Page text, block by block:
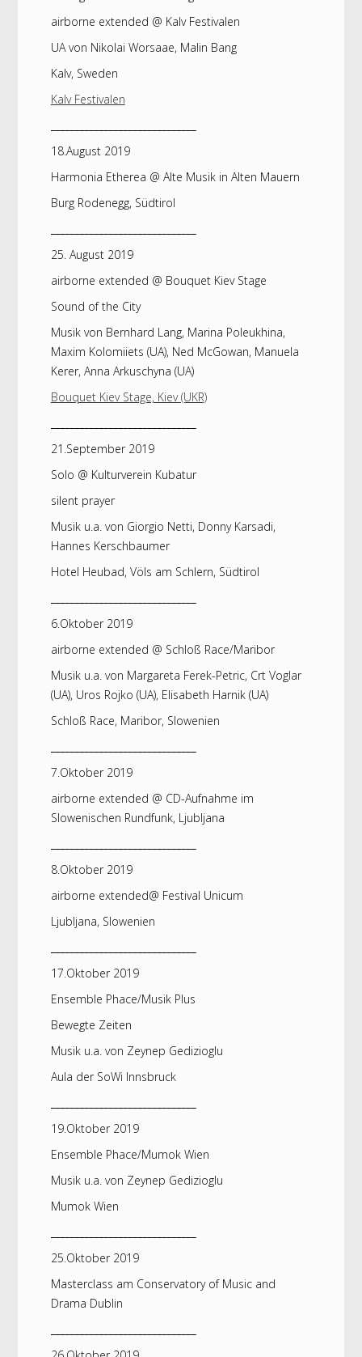
airborne extended @ Kalv Festivalen
UA von Nikolai Worsaae, Malin Bang
Kalv, Sweden
Kalv Festivalen
18.August 2019
Harmonia Etherea @ Alte Musik in Alten Mauern
Burg Rodenegg, Südtirol
25. August 2019
airborne extended @ Bouquet Kiev Stage
Sound of the City
Musik von Bernhard Lang, Marina Poleukhina,
Maxim Kolomiiets (UA), Ned McGowan, Manuela
Kerer, Anna Arkuschyna (UA)
Bouquet Kiev Stage, Kiev (UKR)
21.September 2019
Solo @ Kulturverein Kubatur
silent prayer
Musik u.a. von Giorgio Netti, Donny Karsadi,
Hannes Kerschbaumer
Hotel Heubad, Völs am Schlern, Südtirol
6.Oktober 2019
airborne extended @ Schloß Race/Maribor
Musik u.a. von Margareta Ferek-Petric, Crt Voglar
(UA), Uros Rojko (UA), Elisabeth Harnik (UA)
Schloß Race, Maribor, Slowenien
7.Oktober 2019
airborne extended @ CD-Aufnahme im
Slowenischen Rundfunk, Ljubljana
8.Oktober 2019
airborne extended@ Festival Unicum
Ljubljana, Slowenien
17.Oktober 2019
Ensemble Phace/Musik Plus
Bewegte Zeiten
Musik u.a. von Zeynep Gedizioglu
Aula der SoWi Innsbruck
19.Oktober 2019
Ensemble Phace/Mumok Wien
Musik u.a. von Zeynep Gedizioglu
Mumok Wien
25.Oktober 2019
Masterclass am Conservatory of Music and
Drama Dublin